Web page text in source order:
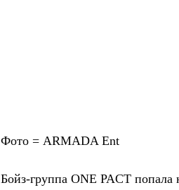
Фото = ARMADA Ent
Бойз-группа ONE PACT попала